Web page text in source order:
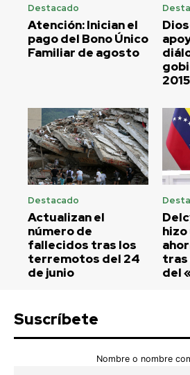
Destacado
Atención: Inician el
pago del Bono Único
Familiar de agosto
2015
Destacado
Actualizan el
número de
fallecidos tras los
terremotos del 24
de junio
hizo
tras
del
Suscríbete
Nombre o nombre